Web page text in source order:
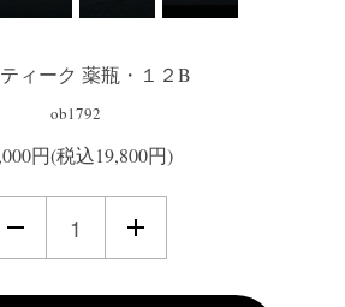
ィーク 薬瓶・１２B
ob1792
円(税込19,800円)